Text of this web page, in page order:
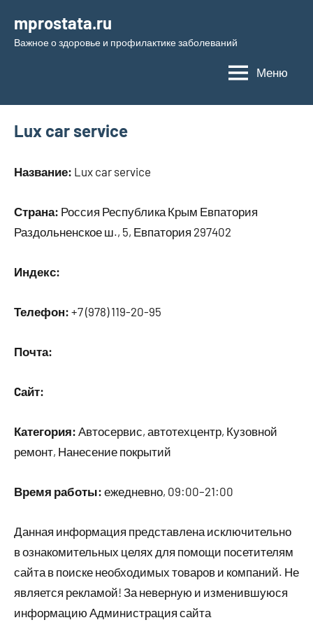
содержимому
mprostata.ru
Важное о здоровье и профилактике заболеваний
Меню
Lux car service
Название: Lux car service
Страна: Россия Республика Крым Евпатория
Раздольненское ш., 5, Евпатория 297402
Индекс:
Телефон: +7 (978) 119-20-95
Почта:
Cайт:
Категория: Автосервис, автотехцентр, Кузовной
ремонт, Нанесение покрытий
Время работы: ежедневно, 09:00–21:00
Данная информация представлена исключительно
в ознакомительных целях для помощи посетителям
сайта в поиске необходимых товаров и компаний. Не
является рекламой! За неверную и изменившуюся
информацию Администрация сайта